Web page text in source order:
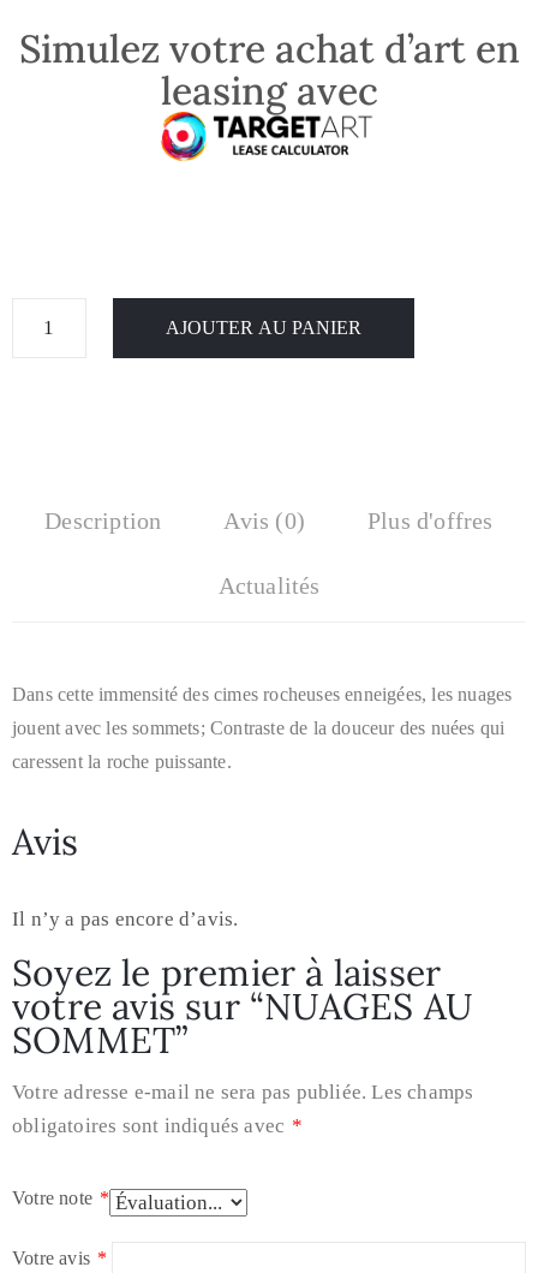
Simulez votre achat d’art en
leasing avec
AJOUTER AU PANIER
Description Avis (0) Plus d'offres
Actualités
Dans cette immensité des cimes rocheuses enneigées, les nuages
jouent avec les sommets; Contraste de la douceur des nuées qui
caressent la roche puissante.
Avis
Il n’y a pas encore d’avis.
Soyez le premier à laisser
votre avis sur “NUAGES AU
SOMMET”
Votre adresse e-mail ne sera pas publiée. Les champs
obligatoires sont indiqués avec *
Votre note *
Votre avis *